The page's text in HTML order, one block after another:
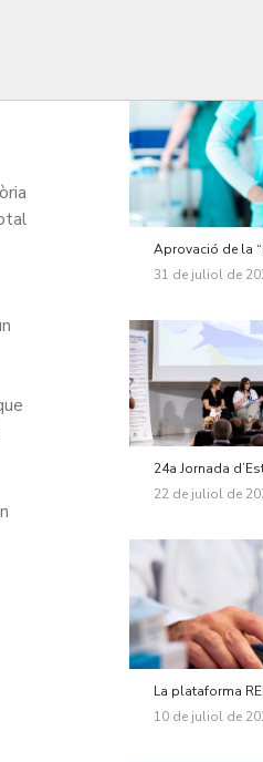
Aprovació de la
31 de juliol de
24a Jornada
22 de juliol de
La plataforma
10 de juliol de